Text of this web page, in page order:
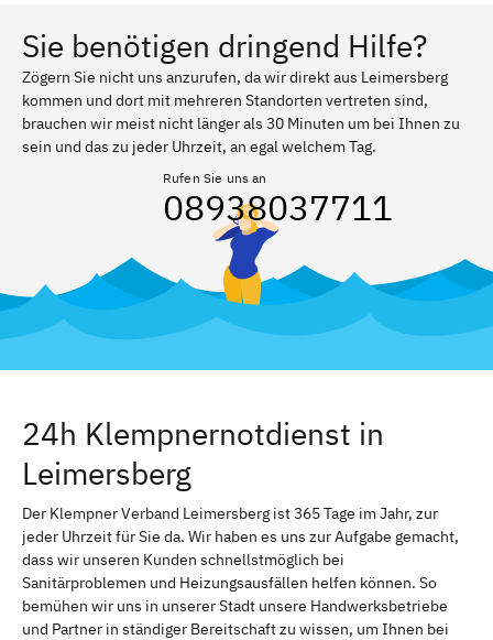
Sie benötigen dringend Hilfe?
Zögern Sie nicht uns anzurufen, da wir direkt aus Leimersberg
kommen und dort mit mehreren Standorten vertreten sind,
brauchen wir meist nicht länger als 30 Minuten um bei Ihnen zu
sein und das zu jeder Uhrzeit, an egal welchem Tag.
Rufen Sie uns an
08938037711
24h Klempnernotdienst in
Leimersberg
Der Klempner Verband Leimersberg ist 365 Tage im Jahr, zur
jeder Uhrzeit für Sie da. Wir haben es uns zur Aufgabe gemacht,
dass wir unseren Kunden schnellstmöglich bei
Sanitärproblemen und Heizungsausfällen helfen können. So
bemühen wir uns in unserer Stadt unsere Handwerksbetriebe
und Partner in ständiger Bereitschaft zu wissen, um Ihnen bei